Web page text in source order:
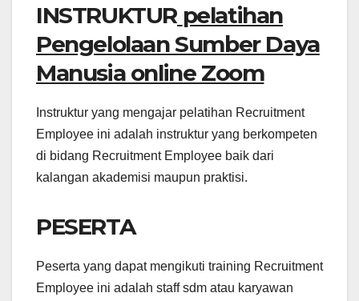
INSTRUKTUR pelatihan
Pengelolaan Sumber Daya
Manusia online Zoom
Instruktur yang mengajar pelatihan Recruitment
Employee ini adalah instruktur yang berkompeten
di bidang Recruitment Employee baik dari
kalangan akademisi maupun praktisi.
PESERTA
Peserta yang dapat mengikuti training Recruitment
Employee ini adalah staff sdm atau karyawan